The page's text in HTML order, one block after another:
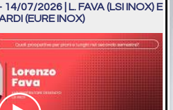
14/07/2026 | L. FAVA (LSI INOX) E
(EURE INOX)